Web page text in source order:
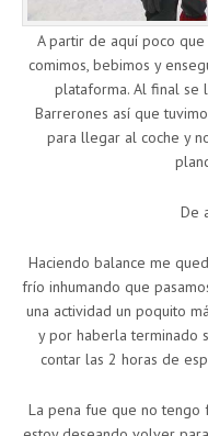
A partir de aquí poco
comimos, bebimos y
plataforma. Al final se
Barrerones así que
para llegar al coche y
De
Haciendo balance me
frío inhumando que
una actividad un poquito
y por haberla terminado
contar las 2 horas de
La pena fue que no